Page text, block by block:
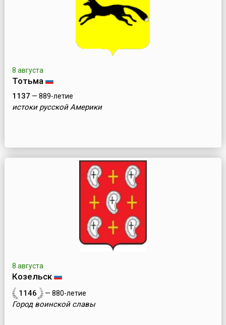
8 августа
Тотьма
1137 — 889-летие
истоки русской Америки
8 августа
Козельск
1146 — 880-летие
Город воинской славы